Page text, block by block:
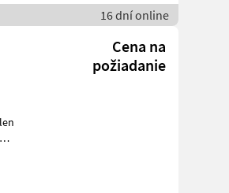
16 dní online
Cena na
požiadanie